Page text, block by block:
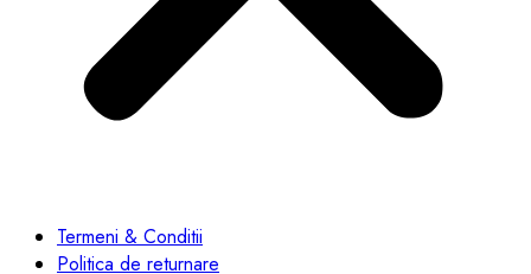
Termeni & Conditii
Politica de returnare